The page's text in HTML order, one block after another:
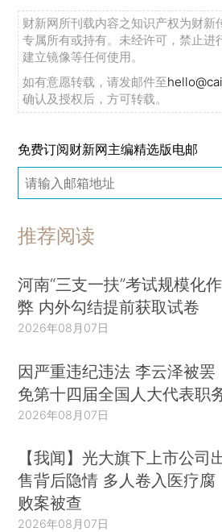
财新网所刊载内容之知识产权为财新
专属所有或持有。未经许可，禁止进
建立镜像等任何使用。
如有意愿转载，请发邮件至
确认及授权后，方可转载。
免费订阅财新网主编精选版电邮
推荐阅读
河南“三支一扶”考试规模化作
弊 内外勾结提前获取试卷
2026年08月07日
因严重违纪违法 李云泽被罢
免第十四届全国人大代表职
2026年08月07日
【我闻】光大旗下上市公司
售背后隐情 多人卷入医疗腐
败案被查
2026年08月07日